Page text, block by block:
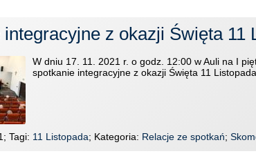
z okazji Święta 11
W dniu 17. 11. 2021 r. o godz. 12:00 w Auli na I
spotkanie integracyjne z okazji Święta 11 Listopada.
Tagi: 11 Listopada; Kategoria: Relacje ze spotkań;